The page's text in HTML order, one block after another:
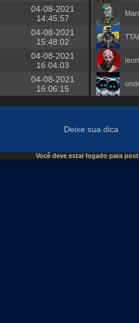
04-08-2021
14:45:57
04-08-2021
15:48:02
04-08-2021
16:04:03
04-08-2021
16:06:15
Deixe sua dica
Você deve estar logado para